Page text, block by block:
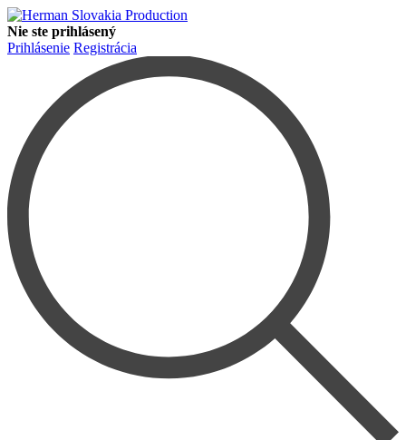
Nie ste prihlásený
Prihlásenie Registrácia